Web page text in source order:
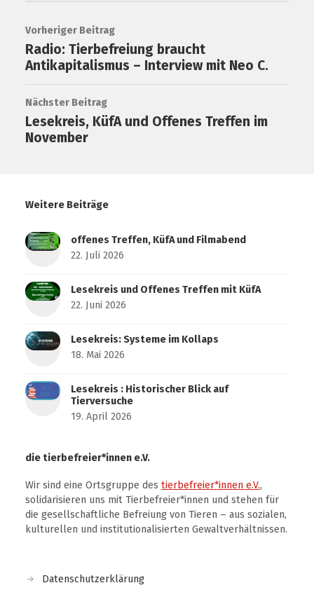
Vorheriger Beitrag
Radio: Tierbefreiung braucht
Antikapitalismus – Interview mit Neo C.
Nächster Beitrag
Lesekreis, KüfA und Offenes Treffen im
November
Weitere Beiträge
offenes Treffen, KüfA und Filmabend
22. Juli 2026
Lesekreis und Offenes Treffen mit KüfA
22. Juni 2026
Lesekreis: Systeme im Kollaps
18. Mai 2026
Lesekreis : Historischer Blick auf
Tierversuche
19. April 2026
die tierbefreier*innen e.V.
Wir sind eine Ortsgruppe des tierbefreier*innen e.V.,
solidarisieren uns mit Tierbefreier*innen und stehen für
die gesellschaftliche Befreiung von Tieren – aus sozialen,
kulturellen und institutionalisierten Gewaltverhältnissen.
Datenschutzerklärung